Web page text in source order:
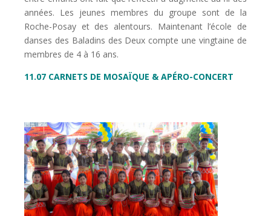
années. Les jeunes membres du groupe sont de la
Roche-Posay et des alentours. Maintenant l’école de
danses des Baladins des Deux compte une vingtaine de
membres de 4 à 16 ans.
11.07 CARNETS DE MOSAÏQUE & APÉRO-CONCERT